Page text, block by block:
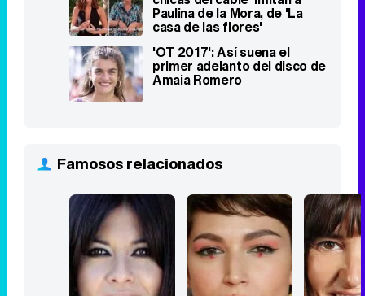
Paulina de la Mora, de 'La
casa de las flores'
'OT 2017': Así suena el
primer adelanto del disco de
Amaia Romero
Famosos relacionados